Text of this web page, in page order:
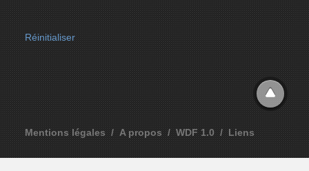
Réinitialiser
Mentions légales A propos WDF 1.0 Liens